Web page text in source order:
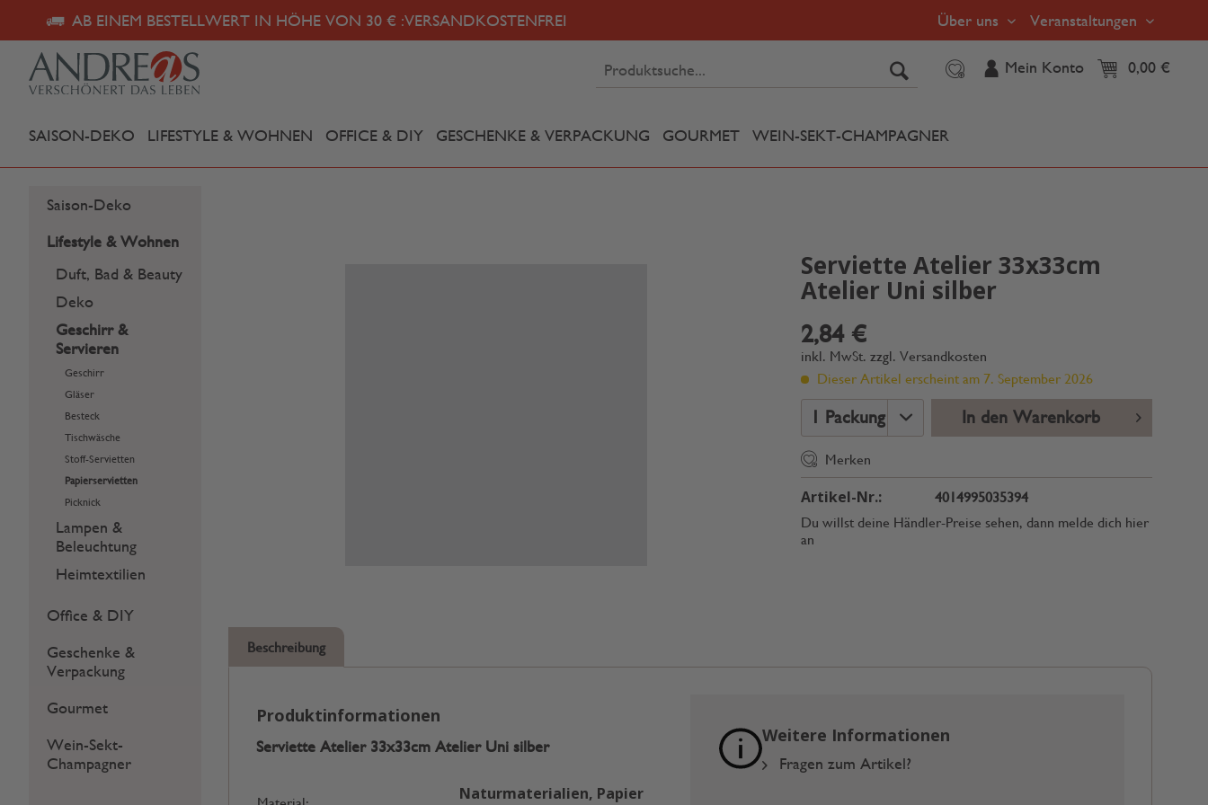
AB EINEM BESTELLWERT IN HÖHE VON 30 € :VERSANDKOSTENFREI Über uns Veranstaltungen
Mein Konto 0,00 €
SAISON-DEKO LIFESTYLE & WOHNEN OFFICE & DIY GESCHENKE & VERPACKUNG GOURMET WEIN-SEKT-CHAMPAGNER
Saison-Deko
Lifestyle & Wohnen
Duft, Bad & Beauty
Deko
Geschirr &
Servieren
Geschirr
Gläser
Besteck
Tischwäsche
Stoff-Servietten
Papierservietten
Picknick
Lampen &
Beleuchtung
Heimtextilien
Office & DIY
Geschenke &
Verpackung
Gourmet
Wein-Sekt-
Champagner
Serviette Atelier 33x33cm
Atelier Uni silber
2,84 €
inkl. MwSt.zzgl. Versandkosten
Dieser Artikel erscheint am 7. September 2026
In den Warenkorb
Merken
Artikel-Nr.:
4014995035394
Du willst deine Händler-Preise sehen, dann melde dich hier
an
Beschreibung
Produktinformationen
Serviette Atelier 33x33cm Atelier Uni silber
Naturmaterialien, Papier
Weitere Informationen
Fragen zum Artikel?